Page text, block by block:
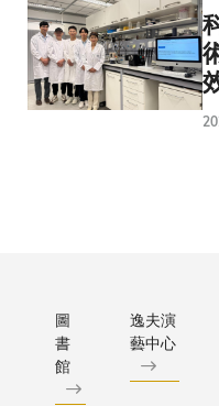
圖
書
館
逸夫演
藝中心